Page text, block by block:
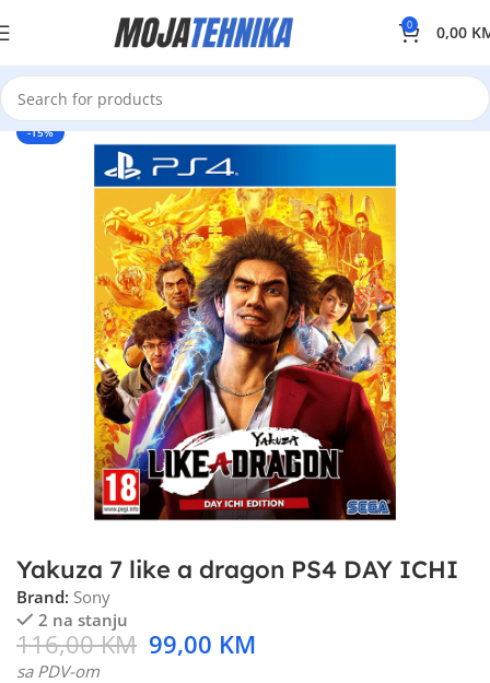
0 0,00
-15%
Yakuza 7 like a dragon PS4 DAY ICHI
Brand: Sony
2 na stanju
116,00KM 99,00 KM
sa PDV-om